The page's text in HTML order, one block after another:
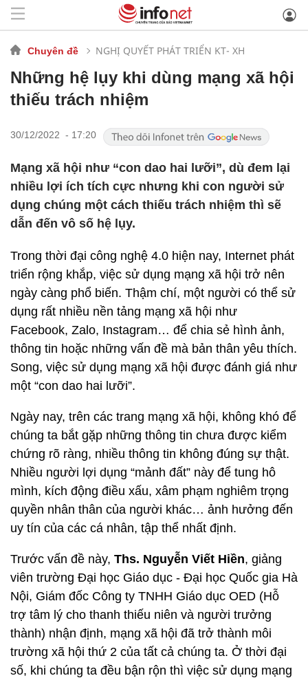
Chuyên đề NGHỊ QUYẾT PHÁT TRIỂN KT- XH
Những hệ lụy khi dùng mạng xã hội
thiếu trách nhiệm
30/12/2022 - 17:20
Mạng xã hội như “con dao hai lưỡi”, dù đem lại
nhiều lợi ích tích cực nhưng khi con người sử
dụng chúng một cách thiếu trách nhiệm thì sẽ
dẫn đến vô số hệ lụy.
Trong thời đại công nghệ 4.0 hiện nay, Internet phát
triển rộng khắp, việc sử dụng mạng xã hội trở nên
ngày càng phổ biến. Thậm chí, một người có thể sử
dụng rất nhiều nền tảng mạng xã hội như
Facebook, Zalo, Instagram… để chia sẻ hình ảnh,
thông tin hoặc những vấn đề mà bản thân yêu thích.
Song, việc sử dụng mạng xã hội được đánh giá như
một “con dao hai lưỡi”.
Ngày nay, trên các trang mạng xã hội, không khó để
chúng ta bắt gặp những thông tin chưa được kiểm
chứng rõ ràng, nhiều thông tin không đúng sự thật.
Nhiều người lợi dụng “mảnh đất” này để tung hô
mình, kích động điều xấu, xâm phạm nghiêm trọng
quyền nhân thân của người khác… ảnh hưởng đến
uy tín của các cá nhân, tập thể nhất định.
Trước vấn đề này, Ths. Nguyễn Viết Hiền, giảng
viên trường Đại học Giáo dục - Đại học Quốc gia Hà
Nội, Giám đốc Công ty TNHH Giáo dục OED (Hỗ
trợ tâm lý cho thanh thiếu niên và người trưởng
thành) nhận định, mạng xã hội đã trở thành môi
trường xã hội thứ 2 của tất cả chúng ta. Ở thời đại
số, khi chúng ta đều bận rộn thì việc sử dụng mạng